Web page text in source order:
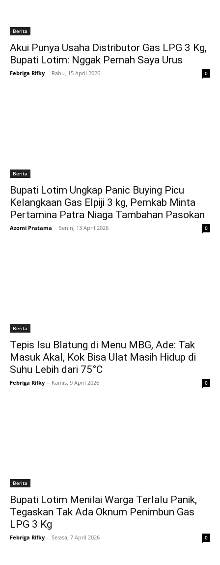
Berita
Akui Punya Usaha Distributor Gas LPG 3 Kg,
Bupati Lotim: Nggak Pernah Saya Urus
Febriga Rifky - Rabu, 15 April 2026 0
Berita
Bupati Lotim Ungkap Panic Buying Picu
Kelangkaan Gas Elpiji 3 kg, Pemkab Minta
Pertamina Patra Niaga Tambahan Pasokan
Azomi Pratama - Senin, 13 April 2026 0
Berita
Tepis Isu Blatung di Menu MBG, Ade: Tak
Masuk Akal, Kok Bisa Ulat Masih Hidup di
Suhu Lebih dari 75°C
Febriga Rifky - Kamis, 9 April 2026 0
Berita
Bupati Lotim Menilai Warga Terlalu Panik,
Tegaskan Tak Ada Oknum Penimbun Gas
LPG 3 Kg
Febriga Rifky - Selasa, 7 April 2026 0